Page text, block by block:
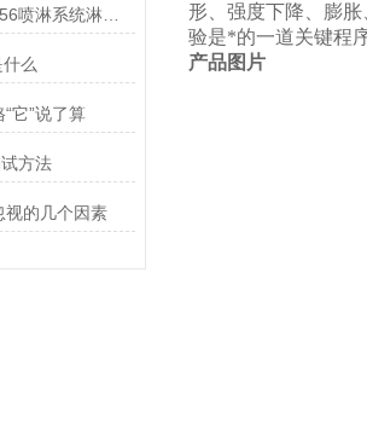
么
它”说了算
方法
视的几个因素
形、强度下降、膨
验是*的一道关键程
产品图片